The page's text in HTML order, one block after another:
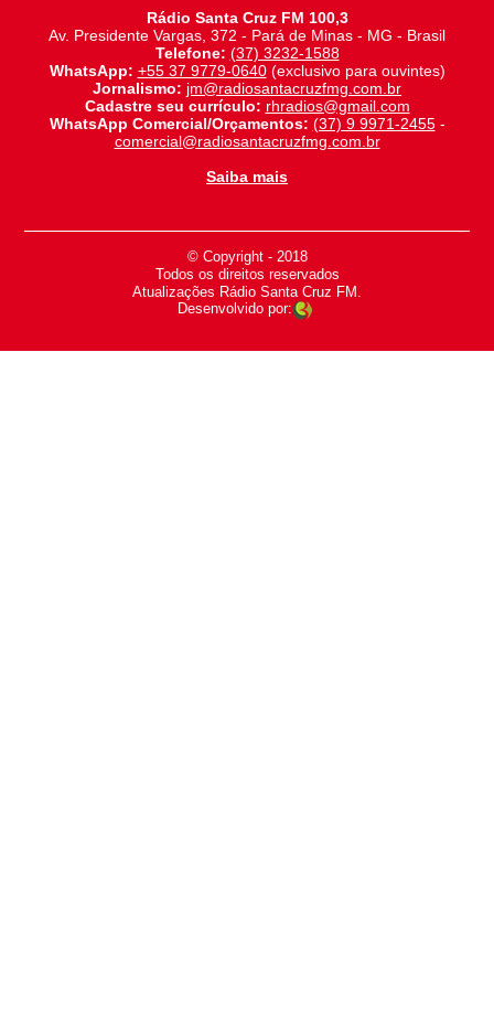
Rádio Santa Cruz FM 100,3
Av. Presidente Vargas, 372 - Pará de Minas - MG - Brasil
Telefone: (37) 3232-1588
WhatsApp: +55 37 9779-0640(exclusivo para ouvintes)
Jornalismo: jm@radiosantacruzfmg.com.br
Cadastre seu currículo: rhradios@gmail.com
WhatsApp Comercial/Orçamentos: (37) 9 9971-2455-
comercial@radiosantacruzfmg.com.br
Saiba mais
© Copyright - 2018
-
Todos os direitos reservados
-
Atualizações Rádio Santa Cruz FM.
Desenvolvido por: